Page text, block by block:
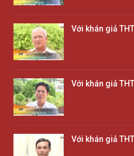
Với khán giả
Với khán giả
Với khán giả